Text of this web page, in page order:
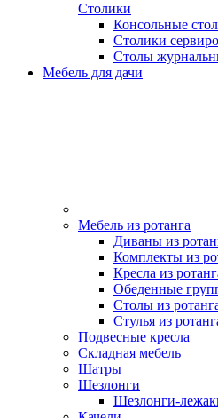
Столики
Консольные
Столики
Столы
Мебель для дачи
Мебель из ротанга
Диваны из
Комплекты из
Кресла из
Обеденные
Столы из
Стулья из
Подвесные кресла
Складная мебель
Шатры
Шезлонги
Шезлонги-